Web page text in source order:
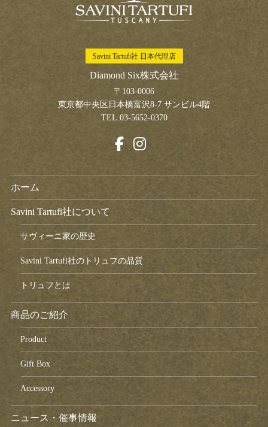
Savini Tartufi社 日本代理店
Diamond Six株式会社
〒103-0006
東京都中央区日本橋富沢8-7 サンビル4階
TEL.03-5652-0370
ホーム
Savini Tartufi社について
サヴィーニ家の歴史
Savini Tartufi社のトリュフの品質
トリュフとは
商品のご紹介
Product
Gift Box
Accessory
ニュース・催事情報